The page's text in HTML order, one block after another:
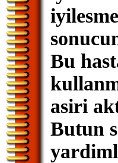
Bu
asiri
Butun